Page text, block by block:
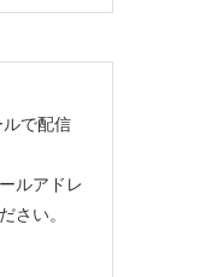
で配信
ルアドレ
さい。